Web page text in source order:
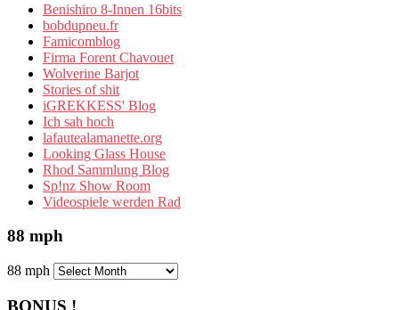
Benishiro 8-Innen 16bits
bobdupneu.fr
Famicomblog
Firma Forent Chavouet
Wolverine Barjot
Stories of shit
iGREKKESS' Blog
Ich sah hoch
lafautealamanette.org
Looking Glass House
Rhod Sammlung Blog
Sp!nz Show Room
Videospiele werden Rad
88 mph
88 mph
BONUS !